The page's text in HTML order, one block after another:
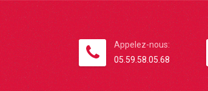
Appelez-nous:
05.59.58.05.68